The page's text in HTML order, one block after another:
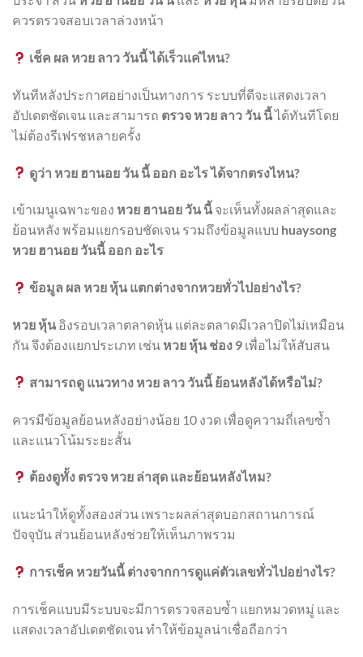
ควรตรวจสอบเวลาล่วงหน้า
เช็ค ผล หวย ลาว วันนี้ ได้เร็วแค่ไหน?
ทันทีหลังประกาศอย่างเป็นทางการ ระบบที่ดีจะแสดงเวลา
อัปเดตชัดเจน และสามารถ ตรวจ หวย ลาว วัน นี้ได้ทันทีโดย
ไม่ต้องรีเฟรชหลายครั้ง
ดูว่า หวย ฮานอย วัน นี้ ออก อะไร ได้จากตรงไหน?
เข้าเมนูเฉพาะของ หวย ฮานอย วัน นี้ จะเห็นทั้งผลล่าสุดและ
ย้อนหลัง พร้อมแยกรอบชัดเจน รวมถึงข้อมูลแบบ huaysong
หวย ฮานอย วันนี้ ออก อะไร
ข้อมูล ผล หวย หุ้น แตกต่างจากหวยทั่วไปอย่างไร?
หวย หุ้น อิงรอบเวลาตลาดหุ้น แต่ละตลาดมีเวลาปิดไม่เหมือน
กัน จึงต้องแยกประเภท เช่น หวย หุ้น ช่อง 9 เพื่อไม่ให้สับสน
สามารถดู แนวทาง หวย ลาว วันนี้ ย้อนหลังได้หรือไม่?
ควรมีข้อมูลย้อนหลังอย่างน้อย 10 งวด เพื่อดูความถี่เลขซ้ำ
และแนวโน้มระยะสั้น
ต้องดูทั้ง ตรวจ หวย ล่าสุด และย้อนหลังไหม?
แนะนำให้ดูทั้งสองส่วน เพราะผลล่าสุดบอกสถานการณ์
ปัจจุบัน ส่วนย้อนหลังช่วยให้เห็นภาพรวม
การเช็ค หวยวันนี้ ต่างจากการดูแค่ตัวเลขทั่วไปอย่างไร?
การเช็คแบบมีระบบจะมีการตรวจสอบซ้ำ แยกหมวดหมู่ และ
แสดงเวลาอัปเดตชัดเจน ทำให้ข้อมูลน่าเชื่อถือกว่า